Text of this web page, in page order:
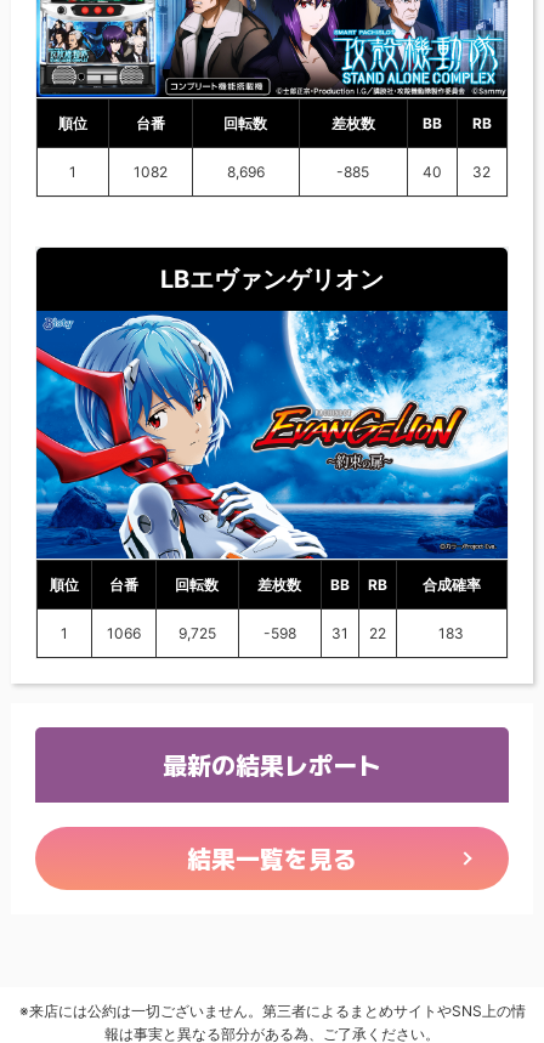
順位 台番 回転数 差枚数 BB RB
1 1082 8,696 -885 40 32
LBエヴァンゲリオン
順位 台番 回転数 差枚数 BB RB 合成確率
1 1066 9,725 -598 31 22 183
最新の結果レポート
結果一覧を見る
※来店には公約は一切ございません。第三者によるまとめサイトやSNS上の情
報は事実と異なる部分がある為、ご了承ください。